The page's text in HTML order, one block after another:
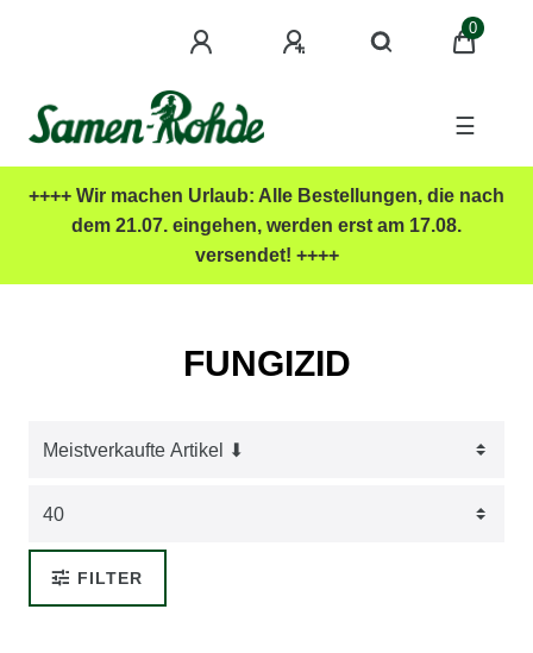
0
☰
++++ Wir machen Urlaub: Alle Bestellungen, die nach
dem 21.07. eingehen, werden erst am 17.08.
versendet! ++++
FUNGIZID
FILTER